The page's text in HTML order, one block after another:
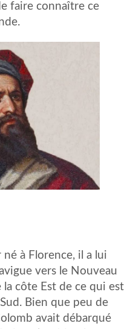
faire connaître ce
à Florence, il a lui
vers le Nouveau
côte Est de ce qui est
Bien que peu de
avait débarqué